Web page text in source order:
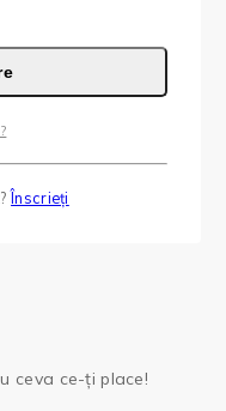
Înscrieți
ceva ce-ți place!